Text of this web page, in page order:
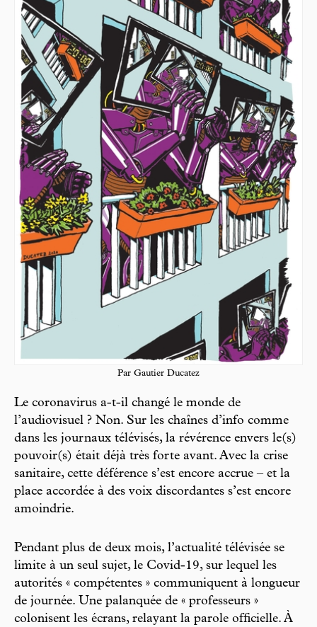
Par Gautier Ducatez
Le coronavirus a-t-il changé le monde de
l’audiovisuel ? Non. Sur les chaînes d’info comme
dans les journaux télévisés, la révérence envers le(s)
pouvoir(s) était déjà très forte avant. Avec la crise
sanitaire, cette déférence s’est encore accrue – et la
place accordée à des voix discordantes s’est encore
amoindrie.
Pendant plus de deux mois, l’actualité télévisée se
limite à un seul sujet, le Covid-19, sur lequel les
autorités « compétentes » communiquent à longueur
de journée. Une palanquée de « professeurs »
colonisent les écrans, relayant la parole officielle. À